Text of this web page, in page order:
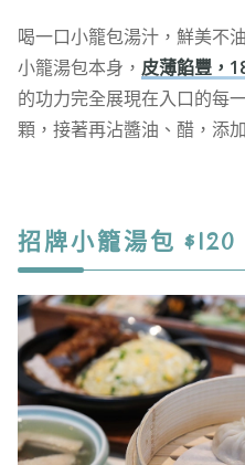
喝一口小籠包湯汁，鮮美不
小籠湯包本身， 皮薄餡豐，
的功力完全展現在入口的每
顆，接著再沾醬油、醋，添
招牌小籠湯包 $120